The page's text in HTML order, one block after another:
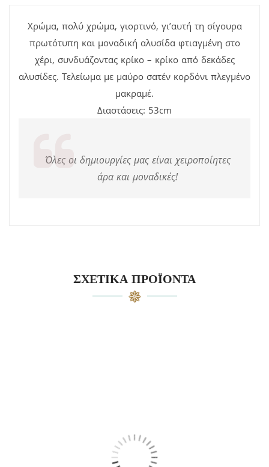
Χρώμα, πολύ χρώμα, γιορτινό, γι’αυτή τη σίγουρα
πρωτότυπη και μοναδική αλυσίδα φτιαγμένη στο
χέρι, συνδυάζοντας κρίκο – κρίκο από δεκάδες
αλυσίδες. Τελείωμα με μαύρο σατέν κορδόνι πλεγμένο
μακραμέ.
Διαστάσεις: 53cm
Όλες οι δημιουργίες μας είναι χειροποίητες
άρα και μοναδικές!
ΣΧΕΤΙΚΆ ΠΡΟΪΌΝΤΑ